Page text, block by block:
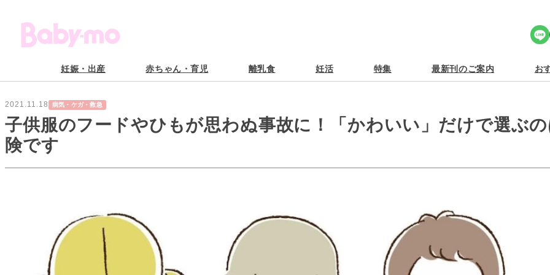
Share Icon
妊娠・出産 赤ちゃん・育児 離乳食 妊活 特集 最新刊のご案内 お
2021.11.18 病気・ケガ・救急
子供服のフードやひもが思わぬ事故に！「かわいい」だけで選ぶ
険です